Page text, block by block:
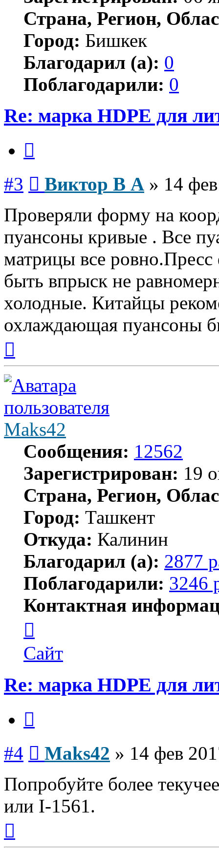
Страна, Регион,
Город: Бишкек
Благодарил (а): 0
Поблагодарили: 0
Re: марка HDPE для
#3 Виктор В А » 14
Проверяли форму на
пуансоны кривые . Все
матрицы все
быть впрыск не
холодные. Китайцы
охлаждающая пуансоны
началу
Maks42
Сообщения: 12562
Зарегистрирован: 19
Страна, Регион,
Город: Ташкент
Откуда: Калинин
Благодарил (а): 2877
Поблагодарили: 3246
Контактная
пользователя
Maks42
Сайт
Re: марка HDPE для
#4 Maks42 » 14 фев
Попробуйте более
или I-1561.
началу